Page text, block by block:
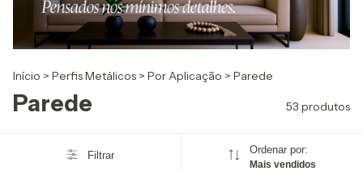
Início > Perfis Metálicos > Por Aplicação > Parede
Parede 53 produtos
Filtrar Ordenar por:
Mais vendidos